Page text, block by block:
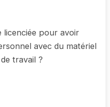
licenciée pour avoir
avec du matériel
travail ?